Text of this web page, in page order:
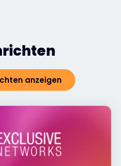
anzeigen